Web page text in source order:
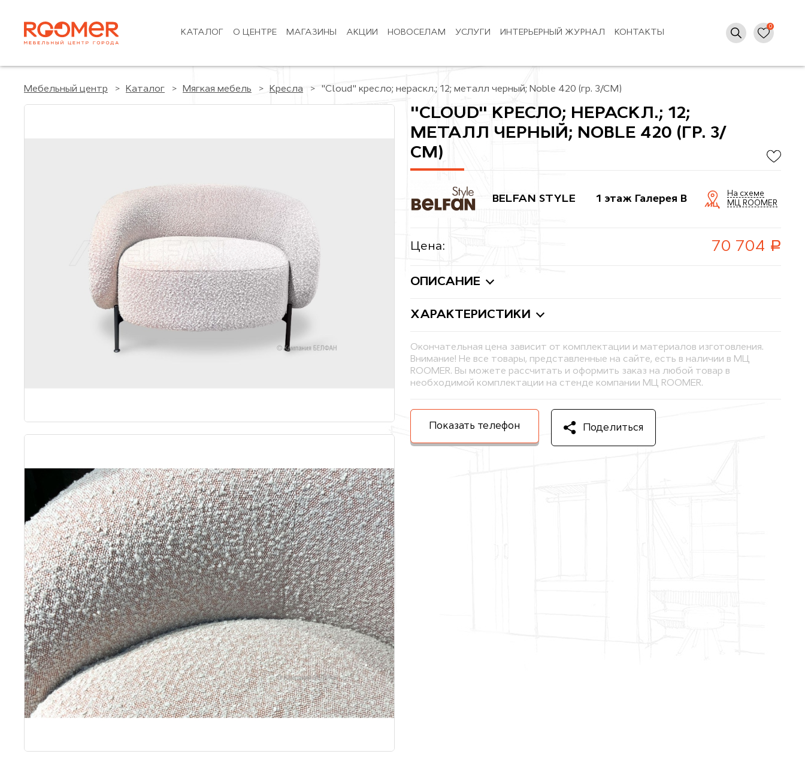
КАТАЛОГ О ЦЕНТРЕ МАГАЗИНЫ АКЦИИ НОВОСЕЛАМ УСЛУГИ ИНТЕРЬЕРНЫЙ ЖУРНАЛ КОНТАКТЫ
Мебельный центр Каталог Мягкая мебель Кресла "Cloud" кресло; нераскл.; 12; металл черный; Noble 420 (гр. 3/СМ)
"CLOUD" КРЕСЛО; НЕРАСКЛ.; 12;
МЕТАЛЛ ЧЕРНЫЙ; NOBLE 420 (ГР. 3/
СМ)
BELFAN STYLE 1 этаж Галерея B
На схеме
МЦ ROOMER
Цена: 70 704 руб.
ОПИСАНИЕ
ХАРАКТЕРИСТИКИ
Окончательная цена зависит от комплектации и материалов изготовления.
Внимание! Не все товары, представленные на сайте, есть в наличии в МЦ
ROOMER. Вы можете рассчитать и оформить заказ на любой товар в
необходимой комплектации на стенде компании МЦ ROOMER.
Показать телефон Поделиться